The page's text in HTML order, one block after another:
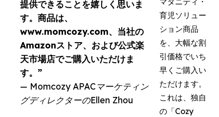
提供できることを嬉しく思いま
す。商品は、
www.momcozy.com、当社の
Amazonストア、および公式楽
天市場店でご購入いただけま
す。”
— Momcozy APACマーケティン
グディレクターのEllen Zhou
育児ソリュー
ション商品
を、大幅な割
引価格でいち
早くご購入い
ただけます。
これは、独自
の「Cozy